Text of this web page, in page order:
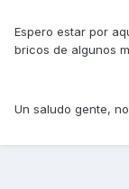
Espero estar por
bricos de algunos
Un saludo gente,